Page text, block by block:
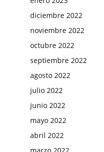
diciembre 2022
noviembre 2022
octubre 2022
septiembre 2022
agosto 2022
julio 2022
junio 2022
mayo 2022
abril 2022